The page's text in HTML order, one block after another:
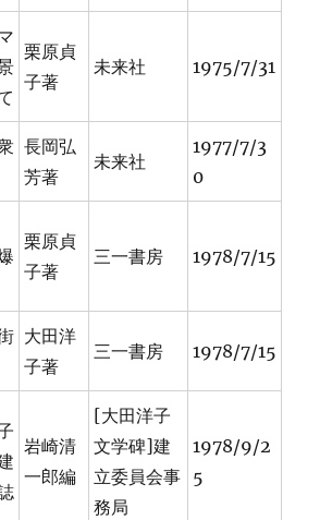
栗原貞
子著
未来社 1975/7/31
長岡弘
芳著
未来社
1977/7/3
0
栗原貞
子著
三一書房 1978/7/15
大田洋
子著
三一書房 1978/7/15
岩崎清
一郎編
[大田洋子
文学碑]建
立委員会事
務局
1978/9/2
5